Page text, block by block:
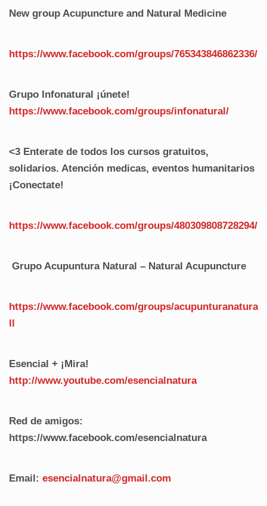
New group Acupuncture and Natural Medicine
https://www.facebook.com/groups/765343846862336/
Grupo Infonatural ¡únete!
https://www.facebook.com/groups/infonatural/
<3 Enterate de todos los cursos gratuitos,
solidarios. Atención medicas, eventos humanitarios
¡Conectate!
https://www.facebook.com/groups/480309808728294/
Grupo Acupuntura Natural – Natural Acupuncture
https://www.facebook.com/groups/acupunturanatura
ll
Esencial + ¡Mira!
http://www.youtube.com/esencialnatura
Red de amigos:
https://www.facebook.com/esencialnatura
Email: esencialnatura@gmail.com